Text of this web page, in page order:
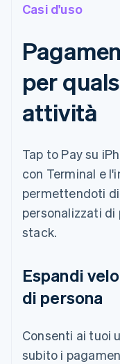
Casi d'uso
per
attività
Tap to Pay su
con Terminal e
permettendoti
personalizzati di
stack.
Espandi
di persona
Consenti ai tuoi
subito i